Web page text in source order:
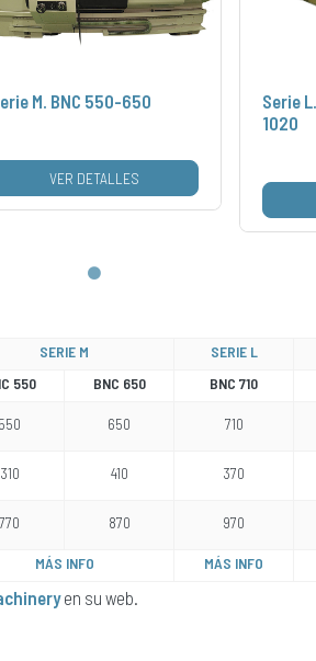
M. BNC 550-650
VER DETALLES
Serie
1020
SERIE M SERIE L
550 BNC 650 BNC 710
550 650 710
310 410 370
770 870 970
MÁS INFO MÁS INFO
en su web.